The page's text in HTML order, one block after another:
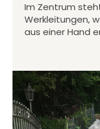
Im Zentrum
Werkleitungen,
aus einer Hand